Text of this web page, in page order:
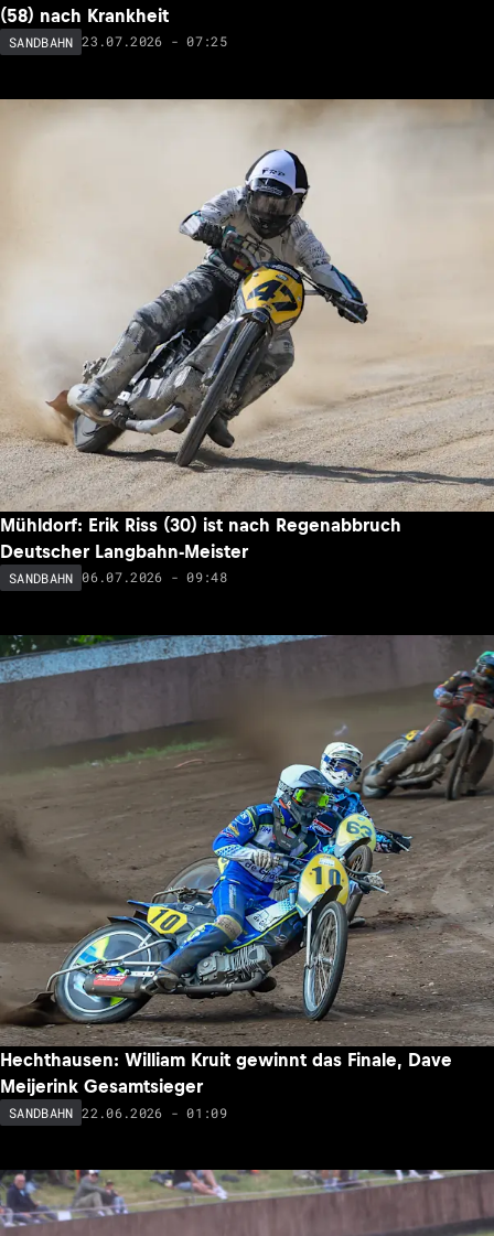
(58) nach Krankheit
SANDBAHN 23.07.2026 - 07:25
Mühldorf: Erik Riss (30) ist nach Regenabbruch
Deutscher Langbahn-Meister
SANDBAHN 06.07.2026 - 09:48
Hechthausen: William Kruit gewinnt das Finale, Dave
Meijerink Gesamtsieger
SANDBAHN 22.06.2026 - 01:09